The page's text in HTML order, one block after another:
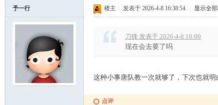
予一行 楼主 发表于 2026-4-8 16:38:54 显示全
刀锋 发表于 2026-4-8 10:00
现在会去要了吗
这种小事唐队教一次就够了，下次也就
点评